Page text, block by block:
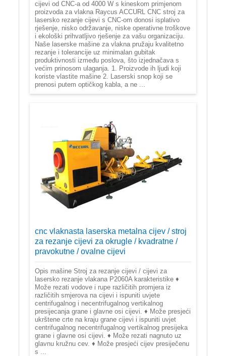
cijevi od CNC-a od 4000 W s kineskom primjenom
proizvoda za vlakna Raycus ACCURL CNC stroj za
lasersko rezanje cijevi s CNC-om donosi isplativo
rješenje, nisko održavanje, niske operativne troškove
i ekološki prihvatljivo rješenje za vašu organizaciju.
Naše laserske mašine za vlakna pružaju kvalitetno
rezanje i tolerancije uz minimalan gubitak
produktivnosti između poslova, što izjednačava s
većim prinosom ulaganja. 1. Proizvode ih ljudi koji
koriste vlastite mašine 2. Laserski snop koji se
prenosi putem optičkog kabla, a ne ...
cnc vlaknasta laserska metalna cijev / stroj
za rezanje cijevi za okrugle / kvadratne /
pravokutne / ovalne cijevi
Opis mašine Stroj za rezanje cijevi / cijevi za
lasersko rezanje vlakana P2060A karakteristike ♦
Može rezati vodove i rupe različitih promjera iz
različitih smjerova na cijevi i ispuniti uvjete
centrifugalnog i necentrifugalnog vertikalnog
presijecanja grane i glavne osi cijevi. ♦ Može presjeći
ukrštene crte na kraju grane cijevi i ispuniti uvjet
centrifugalnog necentrifugalnog vertikalnog presijeka
grane i glavne osi cijevi. ♦ Može rezati nagnuto uz
glavnu kružnu cev. ♦ Može presjeći cijev presiječenu
s ...